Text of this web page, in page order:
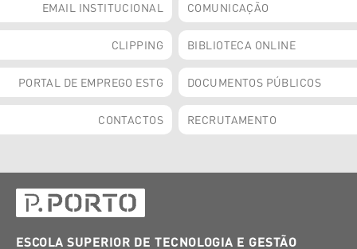
EMAIL INSTITUCIONAL COMUNICAÇÃO
CLIPPING BIBLIOTECA ONLINE
PORTAL DE EMPREGO ESTG DOCUMENTOS PÚBLICOS
CONTACTOS RECRUTAMENTO
ESCOLA SUPERIOR DE TECNOLOGIA E GESTÃO